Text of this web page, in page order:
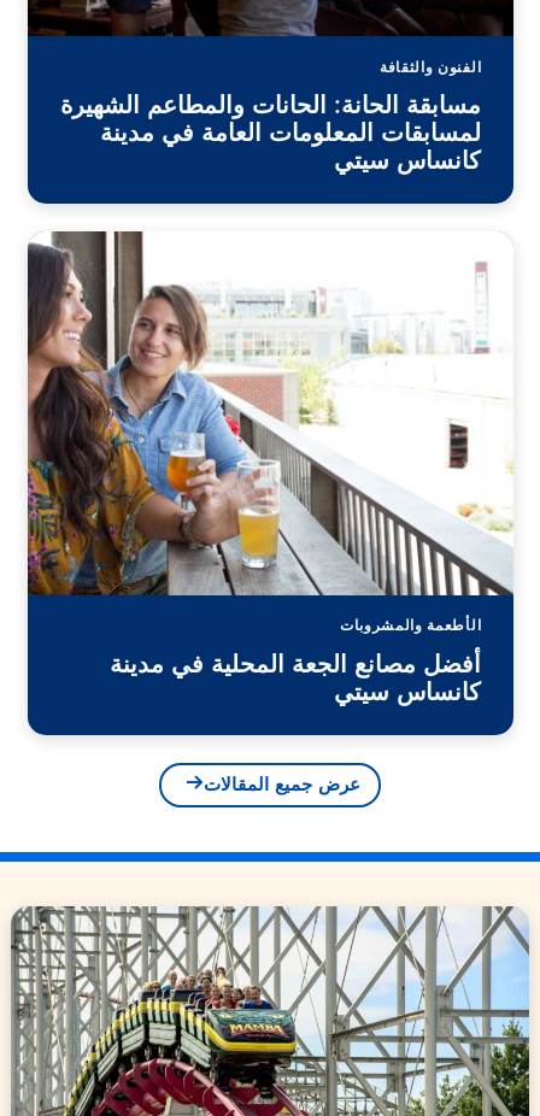
الفنون والثقافة
مسابقة الحانة: الحانات والمطاعم الشهيرة
لمسابقات المعلومات العامة في مدينة
كانساس سيتي
الأطعمة والمشروبات
أفضل مصانع الجعة المحلية في مدينة
كانساس سيتي
عرض جميع المقالات